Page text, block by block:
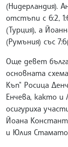
(Нидерландия).
отстъпи с 6:2,
(Турция), а
(Румъния) със
Още девет
основната
Къп" Росица
Енчева, както и
осигуриха
Йоана
и Юлия